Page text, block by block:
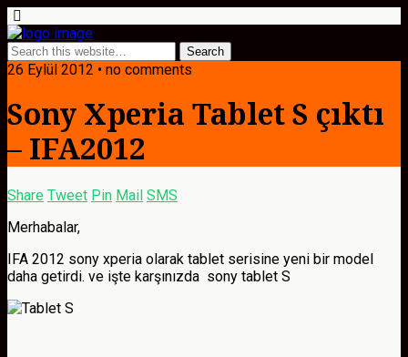
26 Eylül 2012 • no comments
Sony Xperia Tablet S çıktı
– IFA2012
Share Tweet Pin Mail SMS
Merhabalar,
IFA 2012 sony xperia olarak tablet serisine yeni bir model
daha getirdi. ve işte karşınızda sony tablet S